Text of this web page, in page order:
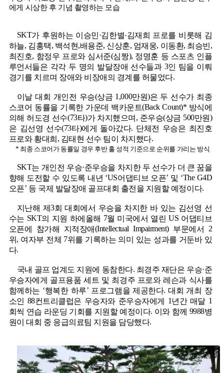
에게 시상한 후 기념 촬영하는 모습
SKT가 후원하는 이승민·김한별·김재희 프로를 비롯해 김
하늘, 김홍택, 백석현,배용준, 신상훈, 엄재웅, 이동환, 최승빈,
최진호, 함정우 프로와 심서준(심짱), 정명훈 등 스포츠 인플
루언서들은 각각 두 명의 발달장애 선수들과 3인 팀을 이뤄
경기를 치르며 장애와 비장애의 경계를 허물었다.
이날 대회 개인전 우승(상금 1,000만원)은 두 선수가 최종
스코어 동률을 기록한 가운데 백카운트(Back Count)* 방식에
의해 허도경 선수(73타)가 차지했으며 , 준우승(상금 500만원)
은 김선영 선수(73타)에게 돌아갔다. 단체전 우승은 최진호
프로와 황대희 , 김태현 선수 팀이 차지했다.
* 최종 스코어가 동률일 경우 후반 홀 성적 기준으로 순위를 가리는 방식
SKT는 개인전 우승·준우승을 차지한 두 선수가 더 큰 꿈을
향해 도전할 수 있도록 내년 ‘US어댑티브 오픈’ 및 ‘The G4D
오픈’ 등 국제 발달장애 골프대회 출전을 지원할 예정이다.
지난해 제3회 대회에서 우승을 차지한 바 있는 김선영 선
수는 SKT의 지원 하에올해 7월 미국에서 열린US 어댑티브
오픈에 참가해 지적장애(Intellectual Impairment) 부문에서
2
위 , 여자부 전체 7위를 기록하는 의미 있는 성과를 거둔바 있
다.
국내 골프 업계도 지원에 동참한다. 최경주 재단은 우승·준
우승자에게 골프용품 세트 및 최경주 프로와 레슨과 식사를
함께하는 ‘행복한 하루’ 프로그램을 제공한다.대회 개최 장
소인 88컨트리클럽은 우승자와 준우승자에게 1 년간 매달 1
회씩 연습 라운딩 기회를 지원할 예정이다. 이와 함께 9988병
원이 대회 중 응급의료팀 지원을 담당했다.